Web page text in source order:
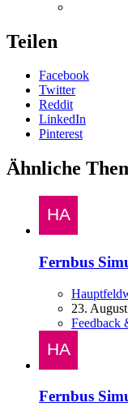
Teilen
Facebook
Twitter
Reddit
LinkedIn
Pinterest
Ähnliche
Fernbus
23.
Feedback
Fernbus